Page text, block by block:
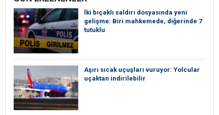
İki bıçaklı saldırı dosyasında yeni
gelişme: Biri mahkemede, diğerinde 7
tutuklu
Aşırı sıcak uçuşları vuruyor: Yolcular
uçaktan indirilebilir